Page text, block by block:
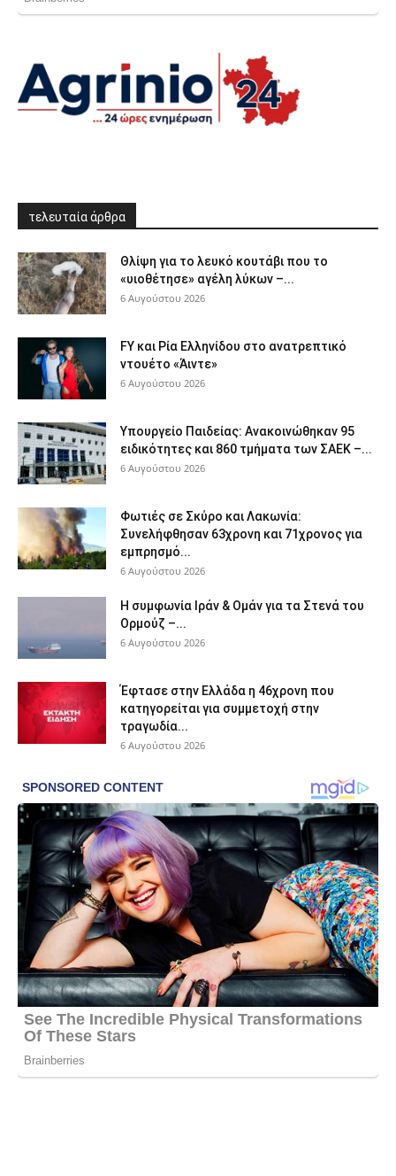
τελευταία άρθρα
Θλίψη για το λευκό κουτάβι που το
«υιοθέτησε» αγέλη λύκων –...
6 Αυγούστου 2026
FY και Ρία Ελληνίδου στο ανατρεπτικό
ντουέτο «Άιντε»
6 Αυγούστου 2026
Υπουργείο Παιδείας: Ανακοινώθηκαν 95
ειδικότητες και 860 τμήματα των ΣΑΕΚ –...
6 Αυγούστου 2026
Φωτιές σε Σκύρο και Λακωνία:
Συνελήφθησαν 63χρονη και 71χρονος για
εμπρησμό...
6 Αυγούστου 2026
Η συμφωνία Ιράν & Ομάν για τα Στενά του
Ορμούζ –...
6 Αυγούστου 2026
Έφτασε στην Ελλάδα η 46χρονη που
κατηγορείται για συμμετοχή στην
τραγωδία...
6 Αυγούστου 2026